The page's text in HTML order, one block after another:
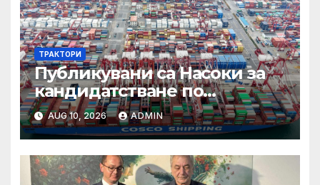
ТРАКТОРИ
Публикувани са Насоки за
кандидатстване по
процедурата за техническа
помощ за ИТИ по
Приоритет 2 на ПРР 2021-
2027 г.
AUG 10, 2026 ADMIN